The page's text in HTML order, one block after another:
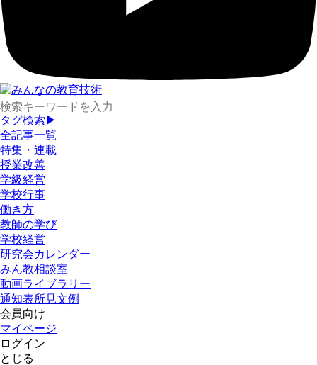
タグ検索▶
全記事一覧
特集・連載
授業改善
学級経営
学校行事
働き方
教師の学び
学校経営
研究会カレンダー
みん教相談室
動画ライブラリー
通知表所見文例
会員向け
マイページ
ログイン
とじる